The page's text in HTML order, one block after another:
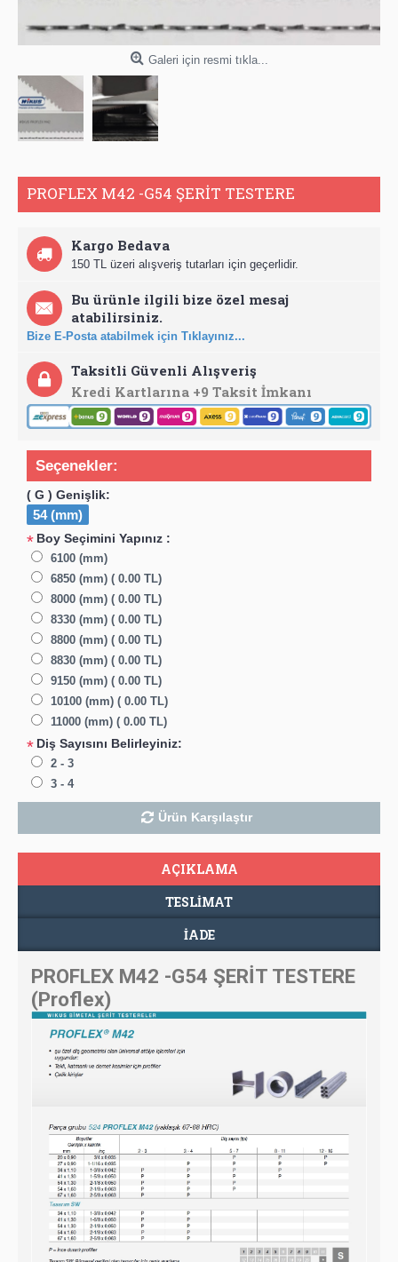
Galeri için resmi tıkla...
PROFLEX M42 -G54 ŞERİT TESTERE
Kargo Bedava
150 TL üzeri alışveriş tutarları için geçerlidir.
Bu ürünle ilgili bize özel mesaj
atabilirsiniz.
Bize E-Posta atabilmek için Tıklayınız...
Taksitli Güvenli Alışveriş
Kredi Kartlarına +9 Taksit İmkanı
Seçenekler:
( G ) Genişlik:
54 (mm)
* Boy Seçimini Yapınız :
6100 (mm)
6850 (mm) ( 0.00 TL)
8000 (mm) ( 0.00 TL)
8330 (mm) ( 0.00 TL)
8800 (mm) ( 0.00 TL)
8830 (mm) ( 0.00 TL)
9150 (mm) ( 0.00 TL)
10100 (mm) ( 0.00 TL)
11000 (mm) ( 0.00 TL)
* Diş Sayısını Belirleyiniz:
2 - 3
3 - 4
Ürün Karşılaştır
AÇIKLAMA
TESLIMAT
İADE
PROFLEX M42 -G54 ŞERİT TESTERE
(Proflex)